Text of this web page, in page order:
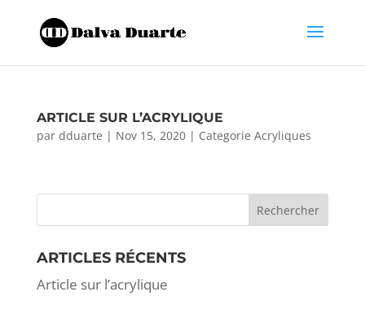
ARTICLE SUR L’ACRYLIQUE
par dduarte | Nov 15, 2020| Categorie Acryliques
ARTICLES RÉCENTS
Article sur l’acrylique